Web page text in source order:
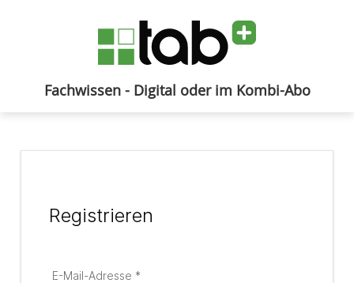
Fachwissen - Digital oder im Kombi-Abo